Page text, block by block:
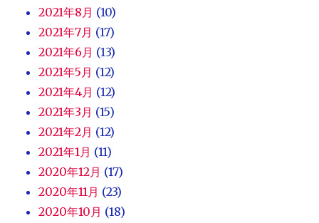
2021年8月 (10)
2021年7月 (17)
2021年6月 (13)
2021年5月 (12)
2021年4月 (12)
2021年3月 (15)
2021年2月 (12)
2021年1月 (11)
2020年12月 (17)
2020年11月 (23)
2020年10月 (18)